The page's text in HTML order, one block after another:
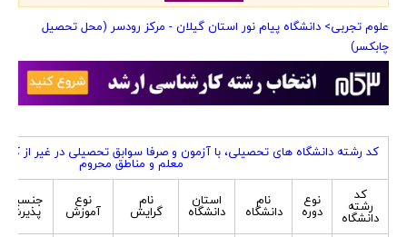
علوم تجربی> دانشگاه پیام نور استان گیلان - مرکز رودسر (محل تحصیل
چابکسر)
کد رشته دانشگاه های تحصیلی، با آزمون و صرفا سوابق تحصیلی در غیر از
معلم و مناطق محروم
کد
رشته
دانشگاه
نوع
دوره
نام
دانشگاه
استان
دانشگاه
نام
گرایش
نوع
آموزش
جنسیت
پذیرش